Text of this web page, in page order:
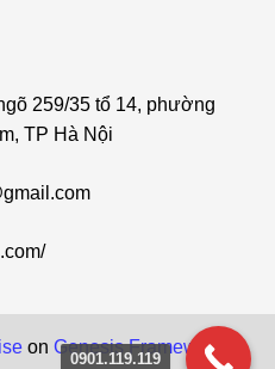
259/35 tổ 14, phường
TP Hà Nội
on Genesis Framework
0901.119.119